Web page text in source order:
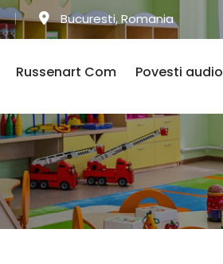
Bucuresti, Romania
Russenart Com Povesti audio